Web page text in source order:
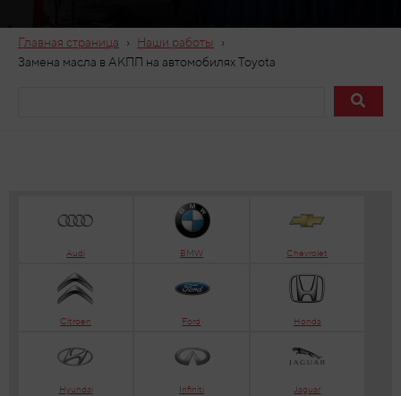
Главная страница › Наши работы ›
Замена масла в АКПП на автомобилях Toyota
Audi BMW Chevrolet
Citroen Ford Honda
Hyundai Infiniti Jaguar